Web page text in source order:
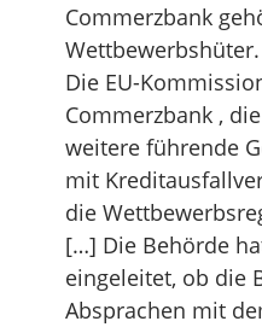
Commerzbank
Wettbewerbshüter.
Die EU-
Commerzbank ,
weitere führende
mit
die
[…] Die Behörde
eingeleitet, ob die
Absprachen mit